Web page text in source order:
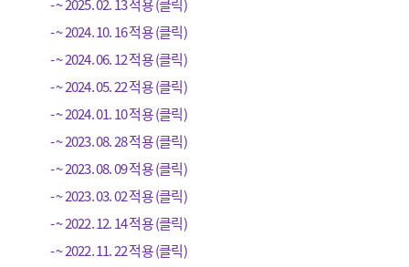
- ~ 2025. 02. 13 적용 (클릭)
- ~ 2024. 10. 16 적용 (클릭)
- ~ 2024. 06. 12 적용 (클릭)
- ~ 2024. 05. 22 적용 (클릭)
- ~ 2024. 01. 10 적용 (클릭)
- ~ 2023. 08. 28 적용 (클릭)
- ~ 2023. 08. 09 적용 (클릭)
- ~ 2023. 03. 02 적용 (클릭)
- ~ 2022. 12. 14 적용 (클릭)
- ~ 2022. 11. 22 적용 (클릭)